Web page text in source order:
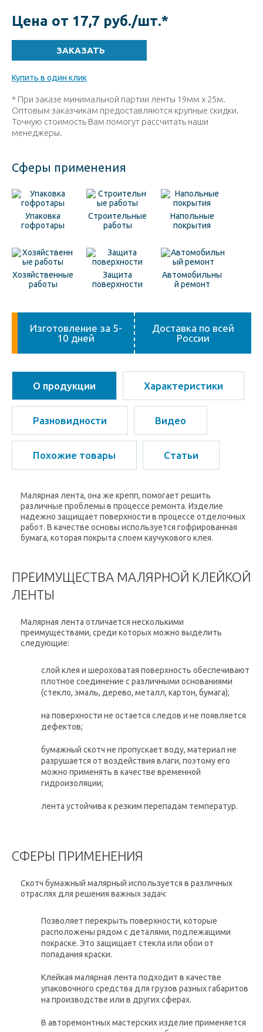
Цена от 17,7 руб./шт.*
Купить в один клик
* При заказе минимальной партии ленты 19мм х 25м.
Оптовым заказчикам предоставляются крупные скидки.
Точную стоимость Вам помогут рассчитать наши
менеджеры.
Сферы применения
Упаковка
гофротары
Строительные
работы
Напольные
покрытия
Хозяйственные
работы
Защита
поверхности
Автомобильны
й ремонт
Изготовление за 5-
10 дней
Доставка по всей
России
О продукции Характеристики
Разновидности Видео
Похожие товары Статьи
Малярная лента, она же крепп, помогает решить
различные проблемы в процессе ремонта. Изделие
надежно защищает поверхности в процессе отделочных
работ. В качестве основы используется гофрированная
бумага, которая покрыта слоем каучукового клея.
ПРЕИМУЩЕСТВА МАЛЯРНОЙ КЛЕЙКОЙ
ЛЕНТЫ
Малярная лента отличается несколькими
преимуществами, среди которых можно выделить
следующие:
слой клея и шероховатая поверхность обеспечивают
плотное соединение с различными основаниями
(стекло, эмаль, дерево, металл, картон, бумага);
на поверхности не остается следов и не появляется
дефектов;
бумажный скотч не пропускает воду, материал не
разрушается от воздействия влаги, поэтому его
можно применять в качестве временной
гидроизоляции;
лента устойчива к резким перепадам температур.
СФЕРЫ ПРИМЕНЕНИЯ
Скотч бумажный малярный используется в различных
отраслях для решения важных задач:
Позволяет перекрыть поверхности, которые
расположены рядом с деталями, подлежащими
покраске. Это защищает стекла или обои от
попадания краски.
Клейкая малярная лента подходит в качестве
упаковочного средства для грузов разных габаритов
на производстве или в других сферах.
В авторемонтных мастерских изделие применяется